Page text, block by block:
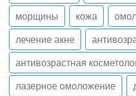
морщины
кожа
лечение акне
антивозрастная
лазерное омоложение